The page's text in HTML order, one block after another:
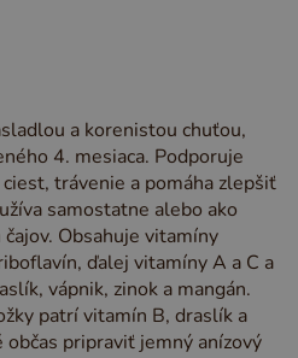
a korenistou chuťou,
4. mesiaca. Podporuje
trávenie a pomáha zlepšiť
samostatne alebo ako
Obsahuje vitamíny
ďalej vitamíny A a C a
vápnik, zinok a mangán.
patrí vitamín B, draslík a
pripraviť jemný anízový